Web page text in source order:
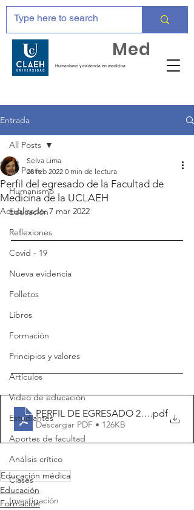
Humanismo y evidencia en medicina
Med
Entrada
All Posts
Humanismo
Educación
Reflexiones
Covid - 19
Nueva evidencia
Folletos
Libros
Formación
Principios y valores
Artículos
Video de educación
Estudiantes
Aportes de facultad
Análisis crítico
Clases
Investigación
All Posts
Perfil del egresado de la Facultad de
Medicina de la UCLAEH
Selva Lima
28 feb 2022 0 min de lectura
Actualizado:7 mar 2022
PERFIL DE EGRESADO 2022.pdf
Descargar PDF • 126KB
Educación médica
Educación
Formación